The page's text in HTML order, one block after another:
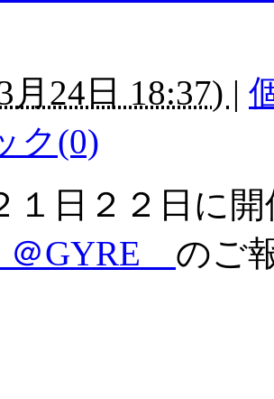
月24日 18:37) |
ク(0)
１日２２日に
GYRE のご